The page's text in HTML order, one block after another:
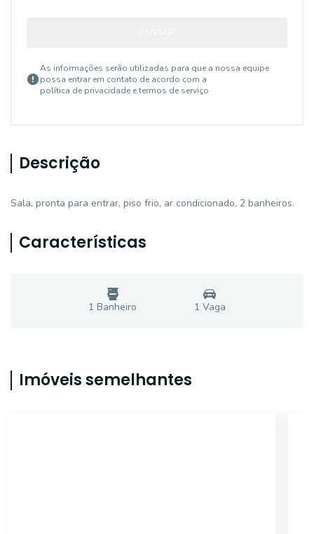
As informações serão utilizadas para que a nossa equipe
possa entrar em contato de acordo com a
política de privacidade e termos de serviço
Descrição
Sala, pronta para entrar, piso frio, ar condicionado, 2 banheiros.
Características
1 Banheiro 1 Vaga
Imóveis semelhantes